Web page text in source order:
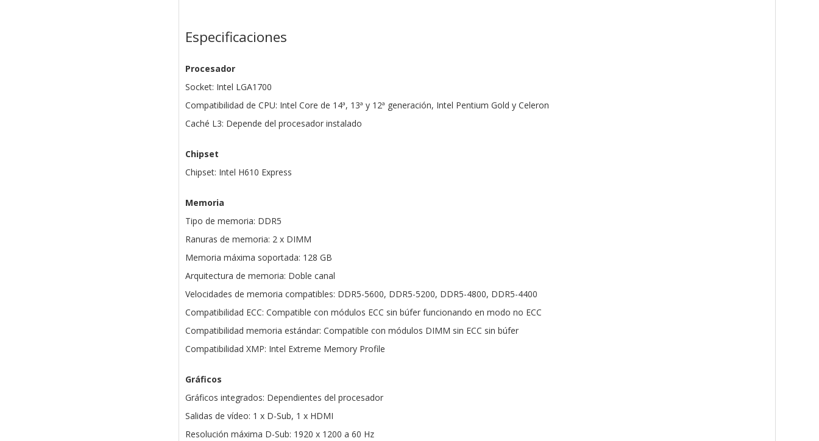
Especificaciones
Procesador
Socket: Intel LGA1700
Compatibilidad de CPU: Intel Core de 14ª, 13ª y 12ª generación, Intel Pentium Gold y Celeron
Caché L3: Depende del procesador instalado
Chipset
Chipset: Intel H610 Express
Memoria
Tipo de memoria: DDR5
Ranuras de memoria: 2 x DIMM
Memoria máxima soportada: 128 GB
Arquitectura de memoria: Doble canal
Velocidades de memoria compatibles: DDR5-5600, DDR5-5200, DDR5-4800, DDR5-4400
Compatibilidad ECC: Compatible con módulos ECC sin búfer funcionando en modo no ECC
Compatibilidad memoria estándar: Compatible con módulos DIMM sin ECC sin búfer
Compatibilidad XMP: Intel Extreme Memory Profile
Gráficos
Gráficos integrados: Dependientes del procesador
Salidas de vídeo: 1 x D-Sub, 1 x HDMI
Resolución máxima D-Sub: 1920 x 1200 a 60 Hz